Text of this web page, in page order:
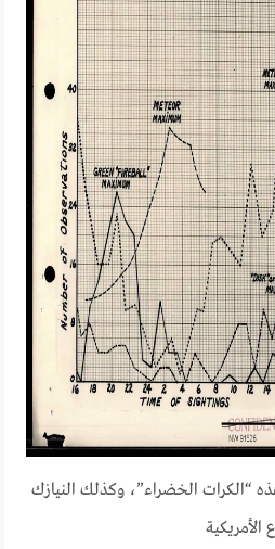
“الكرات الخضراء”، وكذلك النيازك
الأمريكية